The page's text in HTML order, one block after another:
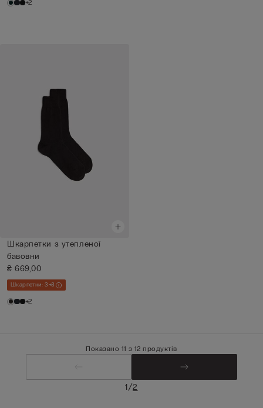
+2
Шкарпетки з утепленої
бавовни
₴ 669,00
Шкарпетки: 3+3
+2
Показано 11 з 12 продуктів
1/2